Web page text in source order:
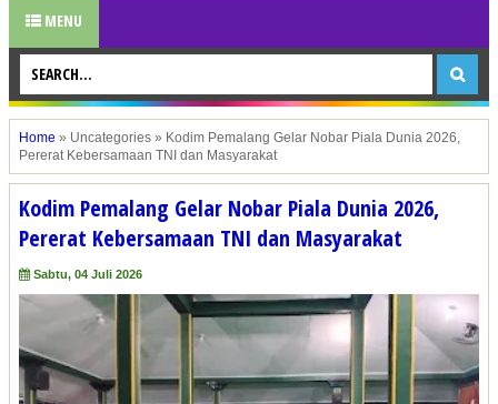
MENU
Home » Uncategories » Kodim Pemalang Gelar Nobar Piala Dunia 2026,
Pererat Kebersamaan TNI dan Masyarakat
Kodim Pemalang Gelar Nobar Piala Dunia 2026,
Pererat Kebersamaan TNI dan Masyarakat
Sabtu, 04 Juli 2026